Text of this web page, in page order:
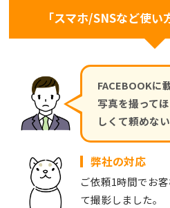
「スマホ/SNSなど使
FACEBOOKに
写真を撮って
しくて頼めない
弊社の対応
ご依頼1時間でお
て撮影しました。